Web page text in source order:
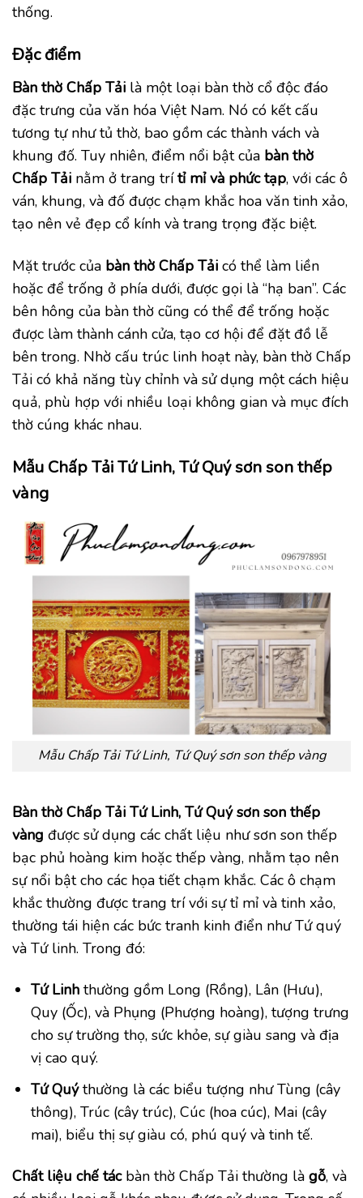
thống.
Đặc điểm
Bàn thờ Chấp Tải là một loại bàn thờ cổ độc đáo
đặc trưng của văn hóa Việt Nam. Nó có kết cấu
tương tự như tủ thờ, bao gồm các thành vách và
khung đố. Tuy nhiên, điểm nổi bật của bàn thờ
Chấp Tải nằm ở trang trítỉ mỉ và phức tạp, với các ô
ván, khung, và đố được chạm khắc hoa văn tinh xảo,
tạo nên vẻ đẹp cổ kính và trang trọng đặc biệt.
Mặt trước của bàn thờ Chấp Tải có thể làm liền
hoặc để trống ở phía dưới, được gọi là “hạ ban”. Các
bên hông của bàn thờ cũng có thể để trống hoặc
được làm thành cánh cửa, tạo cơ hội để đặt đồ lễ
bên trong. Nhờ cấu trúc linh hoạt này, bàn thờ Chấp
Tải có khả năng tùy chỉnh và sử dụng một cách hiệu
quả, phù hợp với nhiều loại không gian và mục đích
thờ cúng khác nhau.
Mẫu Chấp Tải Tứ Linh, Tứ Quý sơn son thếp
vàng
Mẫu Chấp Tải Tứ Linh, Tứ Quý sơn son thếp vàng
Bàn thờ Chấp Tải Tứ Linh, Tứ Quý sơn son thếp
vàng được sử dụng các chất liệu như sơn son thếp
bạc phủ hoàng kim hoặc thếp vàng, nhằm tạo nên
sự nổi bật cho các họa tiết chạm khắc. Các ô chạm
khắc thường được trang trí với sự tỉ mỉ và tinh xảo,
thường tái hiện các bức tranh kinh điển như Tứ quý
và Tứ linh. Trong đó:
Tứ Linh thường gồm Long (Rồng), Lân (Hưu),
Quy (Ốc), và Phụng (Phượng hoàng), tượng trưng
cho sự trường thọ, sức khỏe, sự giàu sang và địa
vị cao quý.
Tứ Quýthường là các biểu tượng như Tùng (cây
thông), Trúc (cây trúc), Cúc (hoa cúc), Mai (cây
mai), biểu thị sự giàu có, phú quý và tinh tế.
Chất liệu chế tácbàn thờ Chấp Tải thường là gỗ, và